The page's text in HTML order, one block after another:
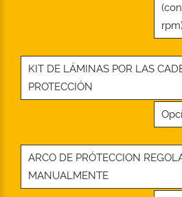
KIT DE LÁMINAS POR LAS
PROTECCIÓN
ARCO DE PRÓTECCION
MANUALMENTE